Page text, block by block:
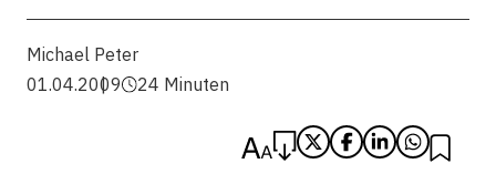
Michael Peter
01.04.2009
24 Minuten